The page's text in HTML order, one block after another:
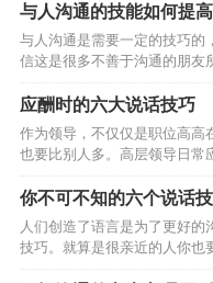
康。那么，怎样提高沟通能力呢？ 多读 所谓多读就是要博览群书
什么方面的书你都有看，通
累使你掌握各种知识点，为沟通
多看就是通过经常上互联网看
看杂志来获取当今社会的热点
与人沟通的技能如何提高
与人沟通是需要一定的技巧的
信这是很多不善于沟通的朋友
却无法开口顺畅的交流，对于
应对妙招就在下文的内容中。
需要。如果自己说错了话、
最好的办法是什么？！“我错
认我错了是沟通的消毒剂，可
我错了！勾销了多少人的新
应酬时的六大说话技巧
作为领导，不仅仅是职位高高
也要比别人多。高层领导日常
言大方得体，又要让人信服，
说话技巧有哪些? 第一，含蓄。 在应酬时，运用含蓄的语言是最常见的
一种方式.它不像直说那样浅
理解和感到愉悦。 作家冯骚才在美国访问时，一位美国朋友带着儿子到
公寓去看他。他们谈话间，那
乱跳。如果直截了当地请他下
你不可不知的六个说话
人们创造了语言是为了更好
技巧。就算是很亲近的人你也
为好，什么时候说不好。沟通